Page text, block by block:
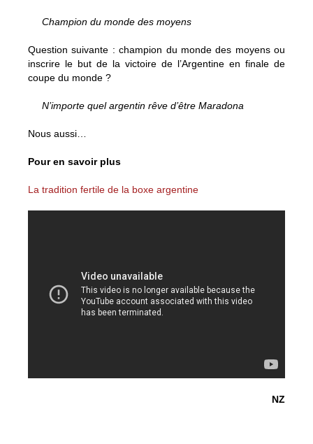
Champion du monde des moyens
Question suivante : champion du monde des moyens ou
inscrire le but de la victoire de l’Argentine en finale de
coupe du monde ?
N’importe quel argentin rêve d’être Maradona
Nous aussi…
Pour en savoir plus
La tradition fertile de la boxe argentine
NZ